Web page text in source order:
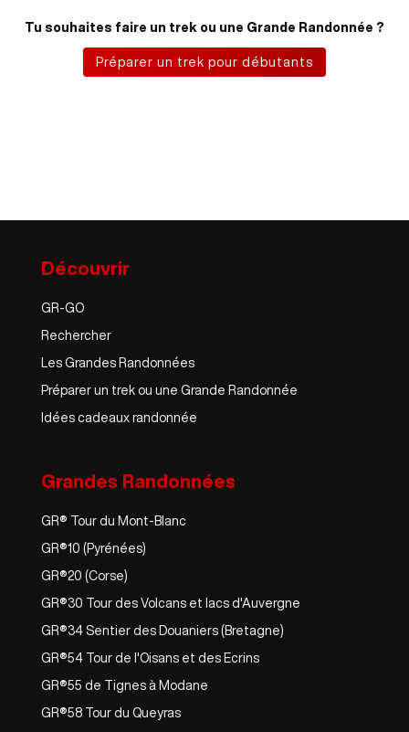
Tu souhaites faire un trek ou une Grande Randonnée ?
Préparer un trek pour débutants
Découvrir
GR-GO
Rechercher
Les Grandes Randonnées
Préparer un trek ou une Grande Randonnée
Idées cadeaux randonnée
Grandes Randonnées
GR® Tour du Mont-Blanc
GR®10 (Pyrénées)
GR®20 (Corse)
GR®30 Tour des Volcans et lacs d'Auvergne
GR®34 Sentier des Douaniers (Bretagne)
GR®54 Tour de l'Oisans et des Ecrins
GR®55 de Tignes à Modane
GR®58 Tour du Queyras